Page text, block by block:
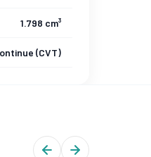
1.798 cm³
(CVT)